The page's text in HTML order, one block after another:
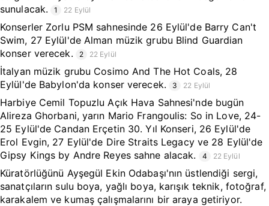
sunulacak.
1 22 Eylül
Konserler Zorlu PSM sahnesinde 26 Eylül'de Barry Can't
Swim, 27 Eylül'de Alman müzik grubu Blind Guardian
konser verecek.
2 22 Eylül
İtalyan müzik grubu Cosimo And The Hot Coals, 28
Eylül'de Babylon'da konser verecek.
3 22 Eylül
Harbiye Cemil Topuzlu Açık Hava Sahnesi'nde bugün
Alireza Ghorbani, yarın Mario Frangoulis: So in Love, 24-
25 Eylül'de Candan Erçetin 30. Yıl Konseri, 26 Eylül'de
Erol Evgin, 27 Eylül'de Dire Straits Legacy ve 28 Eylül'de
Gipsy Kings by Andre Reyes sahne alacak.
4 22 Eylül
Küratörlüğünü Ayşegül Ekin Odabaşı'nın üstlendiği sergi,
sanatçıların sulu boya, yağlı boya, karışık teknik, fotoğraf,
karakalem ve kumaş çalışmalarını bir araya getiriyor.